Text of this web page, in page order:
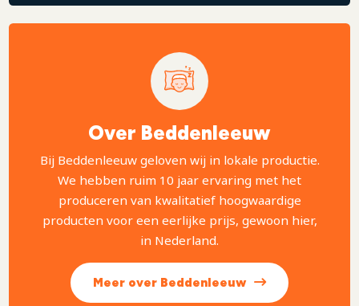
Over Beddenleeuw
Bij Beddenleeuw geloven wij in lokale productie.
We hebben ruim 10 jaar ervaring met het
produceren van kwalitatief hoogwaardige
producten voor een eerlijke prijs, gewoon hier,
in Nederland.
Meer over Beddenleeuw